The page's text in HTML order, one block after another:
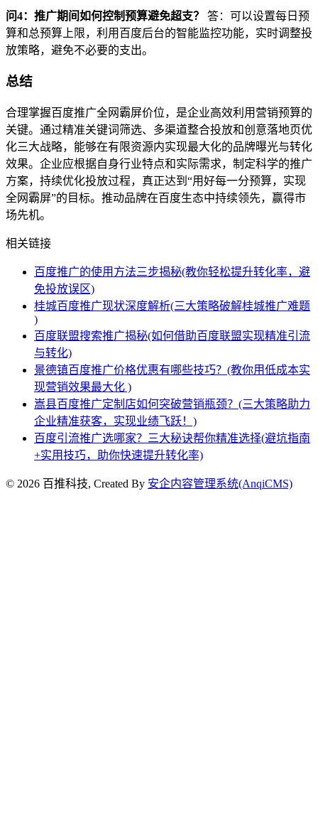
问4：推广期间如何控制预算避免超支？
答：可以设置每日预
算和总预算上限，利用百度后台的智能监控功能，实时调整投
放策略，避免不必要的支出。
总结
合理掌握百度推广全网霸屏价位，是企业高效利用营销预算的
关键。通过精准关键词筛选、多渠道整合投放和创意落地页优
化三大战略，能够在有限资源内实现最大化的品牌曝光与转化
效果。企业应根据自身行业特点和实际需求，制定科学的推广
方案，持续优化投放过程，真正达到“用好每一分预算，实现
全网霸屏”的目标。推动品牌在百度生态中持续领先，赢得市
场先机。
相关链接
百度推广的使用方法三步揭秘(教你轻松提升转化率，避
免投放误区)
桂城百度推广现状深度解析(三大策略破解桂城推广难题
)
百度联盟搜索推广揭秘(如何借助百度联盟实现精准引流
与转化)
景德镇百度推广价格优惠有哪些技巧？(教你用低成本实
现营销效果最大化 )
嵩县百度推广定制店如何突破营销瓶颈？(三大策略助力
企业精准获客，实现业绩飞跃！)
百度引流推广选哪家？三大秘诀帮你精准选择(避坑指南
+实用技巧，助你快速提升转化率)
© 2026 百推科技, Created By 安企内容管理系统(AnqiCMS)